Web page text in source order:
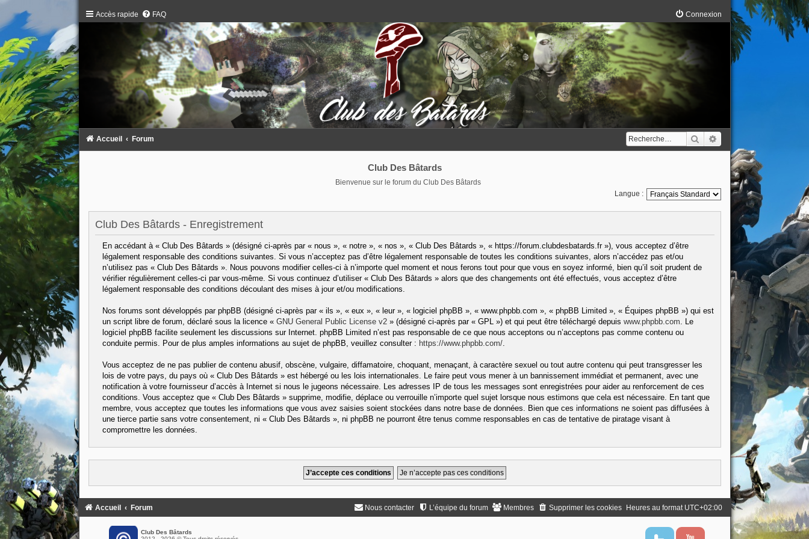
Accès rapide FAQ Connexion
Rechercher
Accueil Forum
Club Des Bâtards
Bienvenue sur le forum du Club Des Bâtards
Langue :
Club Des Bâtards - Enregistrement
En accédant à « Club Des Bâtards » (désigné ci-après par « nous », « notre », « nos », « Club Des Bâtards », « https://forum.clubdesbatards.fr »), vous acceptez d’être
légalement responsable des conditions suivantes. Si vous n’acceptez pas d’être légalement responsable de toutes les conditions suivantes, alors n’accédez pas et/ou
n’utilisez pas « Club Des Bâtards ». Nous pouvons modifier celles-ci à n’importe quel moment et nous ferons tout pour que vous en soyez informé, bien qu’il soit prudent de
vérifier régulièrement celles-ci par vous-même. Si vous continuez d’utiliser « Club Des Bâtards » alors que des changements ont été effectués, vous acceptez d’être
légalement responsable des conditions découlant des mises à jour et/ou modifications.
Nos forums sont développés par phpBB (désigné ci-après par « ils », « eux », « leur », « logiciel phpBB », « www.phpbb.com », « phpBB Limited », « Équipes phpBB ») qui est
un script libre de forum, déclaré sous la licence « GNU General Public License v2» (désigné ci-après par « GPL ») et qui peut être téléchargé depuis www.phpbb.com . Le
logiciel phpBB facilite seulement les discussions sur Internet. phpBB Limited n’est pas responsable de ce que nous acceptons ou n’acceptons pas comme contenu ou
conduite permis. Pour de plus amples informations au sujet de phpBB, veuillez consulter : https://www.phpbb.com/.
Vous acceptez de ne pas publier de contenu abusif, obscène, vulgaire, diffamatoire, choquant, menaçant, à caractère sexuel ou tout autre contenu qui peut transgresser les
lois de votre pays, du pays où « Club Des Bâtards » est hébergé ou les lois internationales. Le faire peut vous mener à un bannissement immédiat et permanent, avec une
notification à votre fournisseur d’accès à Internet si nous le jugeons nécessaire. Les adresses IP de tous les messages sont enregistrées pour aider au renforcement de ces
conditions. Vous acceptez que « Club Des Bâtards » supprime, modifie, déplace ou verrouille n’importe quel sujet lorsque nous estimons que cela est nécessaire. En tant que
membre, vous acceptez que toutes les informations que vous avez saisies soient stockées dans notre base de données. Bien que ces informations ne soient pas diffusées à
une tierce partie sans votre consentement, ni « Club Des Bâtards », ni phpBB ne pourront être tenus comme responsables en cas de tentative de piratage visant à
compromettre les données.
Accueil Forum Heures au format UTC+02:00
Supprimer les cookies
Membres
L’équipe du forum
Nous contacter
Club Des Bâtards